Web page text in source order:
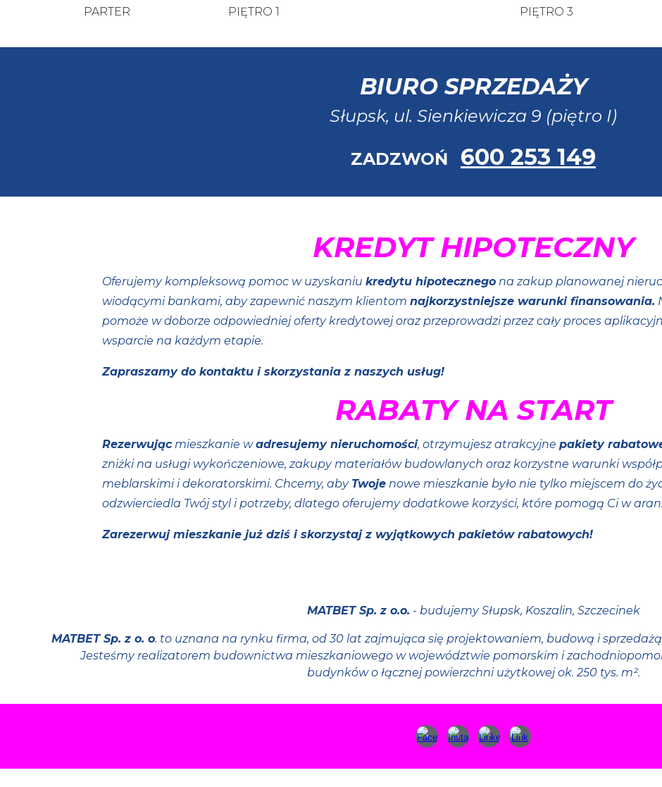
PARTER PIĘTRO 1 PIĘTRO 3
BIURO SPRZEDAŻY
Słupsk, ul. Sienkiewicza 9 (piętro I)
ZADZWOŃ 600 253 149
KREDYT HIPOTECZNY
Oferujemy kompleksową pomoc w uzyskaniu kredytu hipotecznegona zakup planowanej
wiodącymi bankami, aby zapewnić naszym klientom najkorzystniejsze warunki finansowania.
pomoże w doborze odpowiedniej oferty kredytowej oraz przeprowadzi przez cały proces
wsparcie na każdym etapie.
Zapraszamy do kontaktu i skorzystania z naszych usług!
RABATY NA START
Rezerwującmieszkanie wadresujemy nieruchomości, otrzymujesz atrakcyjne pakiety
zniżki na usługi wykończeniowe, zakupy materiałów budowlanych oraz korzystne warunki
meblarskimi i dekoratorskimi. Chcemy, aby Twojenowe mieszkanie było nie tylko miejscem do
odzwierciedla Twój styl i potrzeby, dlatego oferujemy dodatkowe korzyści, które pomogą Ci w
Zarezerwuj mieszkanie już dziś i skorzystaj z wyjątkowych pakietów rabatowych!
MATBET Sp. z o.o. - budujemy Słupsk, Koszalin, Szczecinek
MATBET Sp. z o. o. to uznana na rynku firma, od 30 lat zajmująca się projektowaniem, budową i
Jesteśmy realizatorem budownictwa mieszkaniowego w województwie pomorskim i
budynków o łącznej powierzchni użytkowej ok. 250 tys. m².